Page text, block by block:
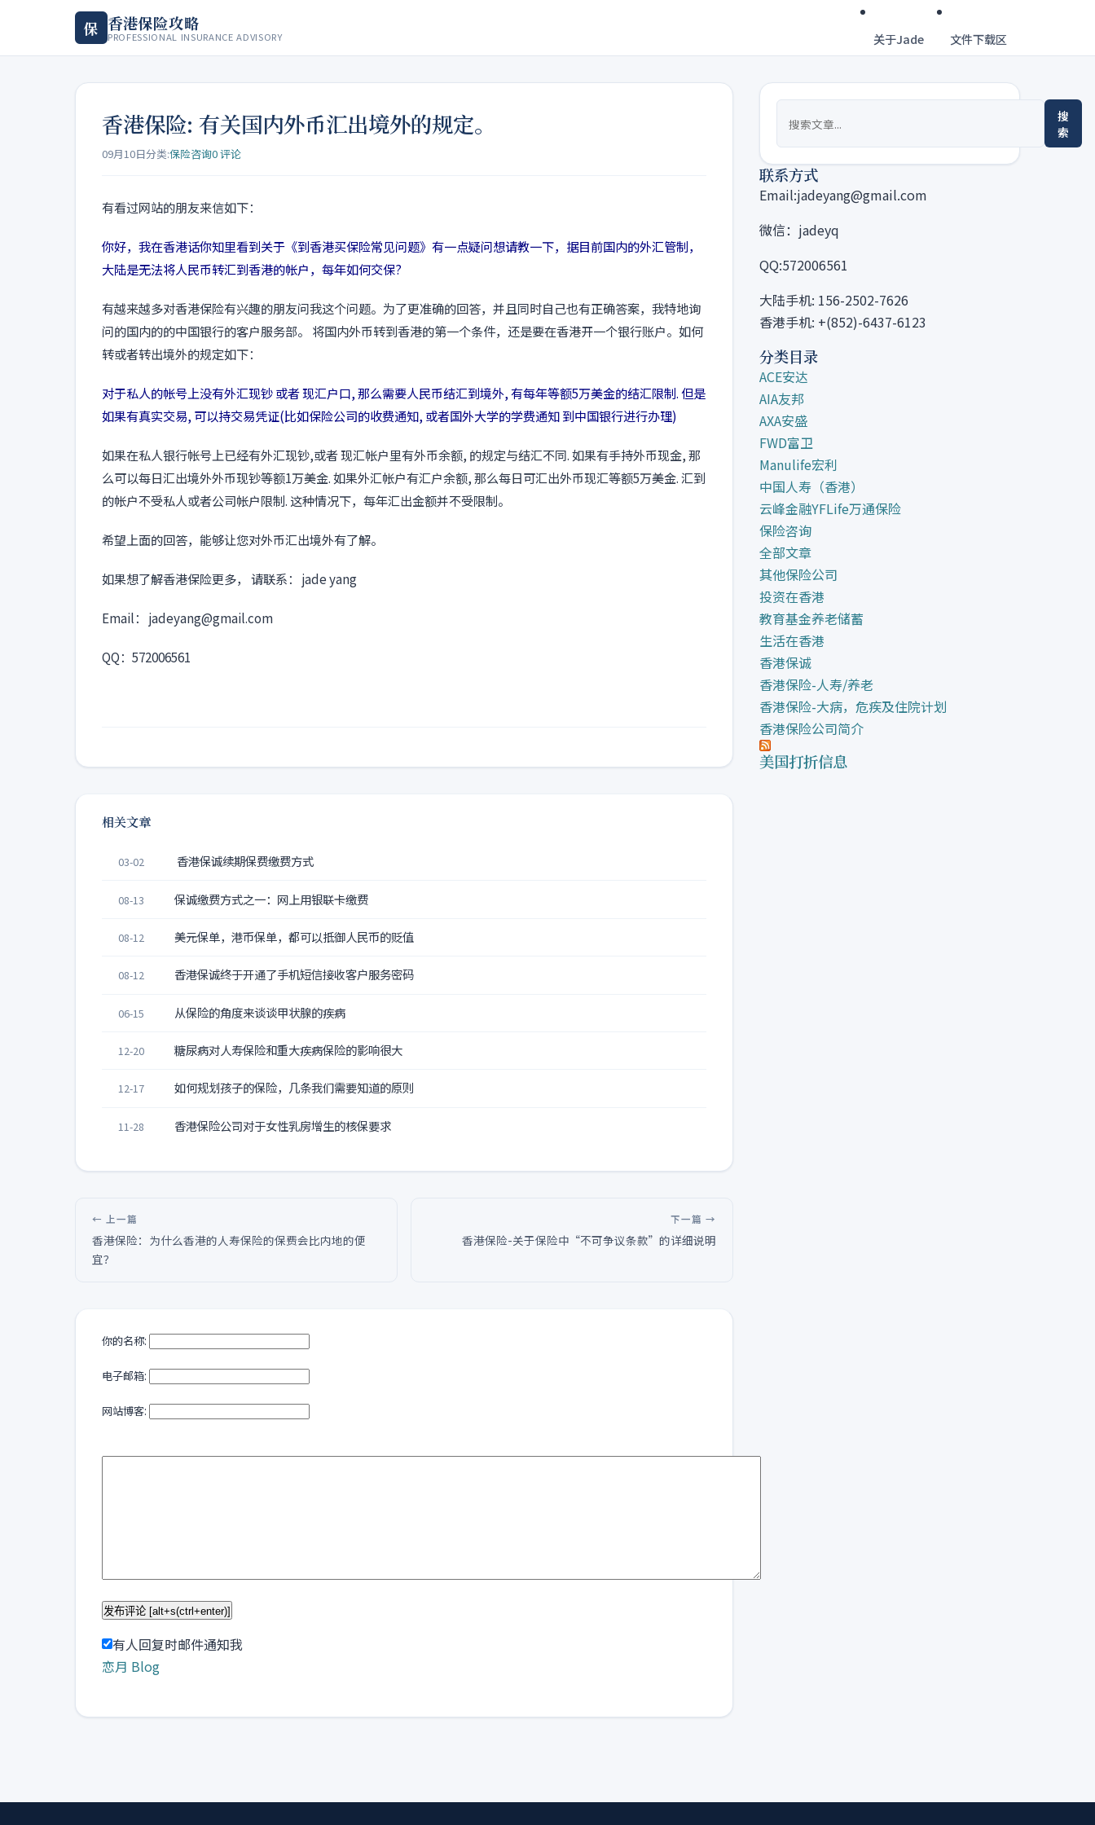
保 香港保险攻略
PROFESSIONAL INSURANCE ADVISORY 关于Jade 文件下载区
香港保险: 有关国内外币汇出境外的规定。
09月10日分类:保险咨询0 评论
有看过网站的朋友来信如下：
你好，我在香港话你知里看到关于《到香港买保险常见问题》有一点疑问想请教一下，据目前国内的外汇管制，
大陆是无法将人民币转汇到香港的帐户，每年如何交保?
有越来越多对香港保险有兴趣的朋友问我这个问题。为了更准确的回答，并且同时自己也有正确答案，我特地询
问的国内的的中国银行的客户服务部。 将国内外币转到香港的第一个条件，还是要在香港开一个银行账户。如何
转或者转出境外的规定如下：
对于私人的帐号上没有外汇现钞 或者 现汇户口, 那么需要人民币结汇到境外, 有每年等额5万美金的结汇限制. 但是
如果有真实交易, 可以持交易凭证(比如保险公司的收费通知, 或者国外大学的学费通知 到中国银行进行办理)
如果在私人银行帐号上已经有外汇现钞,或者 现汇帐户里有外币余额, 的规定与结汇不同. 如果有手持外币现金, 那
么可以每日汇出境外外币现钞等额1万美金. 如果外汇帐户有汇户余额, 那么每日可汇出外币现汇等额5万美金. 汇到
的帐户不受私人或者公司帐户限制. 这种情况下，每年汇出金额并不受限制。
希望上面的回答，能够让您对外币汇出境外有了解。
如果想了解香港保险更多， 请联系： jade yang
Email： jadeyang@gmail.com
QQ：572006561
相关文章
03-02 香港保诚续期保费缴费方式
08-13 保诚缴费方式之一：网上用银联卡缴费
08-12 美元保单，港币保单，都可以抵御人民币的贬值
08-12 香港保诚终于开通了手机短信接收客户服务密码
06-15 从保险的角度来谈谈甲状腺的疾病
12-20 糖尿病对人寿保险和重大疾病保险的影响很大
12-17 如何规划孩子的保险，几条我们需要知道的原则
11-28 香港保险公司对于女性乳房增生的核保要求
← 上一篇
香港保险：为什么香港的人寿保险的保费会比内地的便
宜？
下一篇 →
香港保险-关于保险中“不可争议条款”的详细说明
你的名称:
电子邮箱:
网站博客:
有人回复时邮件通知我
恋月 Blog
搜
索
联系方式
Email:jadeyang@gmail.com
微信：jadeyq
QQ:572006561
大陆手机: 156-2502-7626
香港手机: +(852)-6437-6123
分类目录
ACE安达
AIA友邦
AXA安盛
FWD富卫
Manulife宏利
中国人寿（香港）
云峰金融YFLife万通保险
保险咨询
全部文章
其他保险公司
投资在香港
教育基金养老储蓄
生活在香港
香港保诚
香港保险-人寿/养老
香港保险-大病，危疾及住院计划
香港保险公司简介
美国打折信息